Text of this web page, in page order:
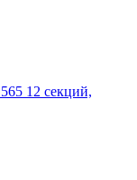
12 секций,